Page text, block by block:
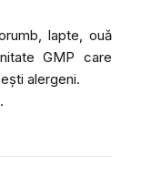
lapte, ouă
GMP care
alergeni.